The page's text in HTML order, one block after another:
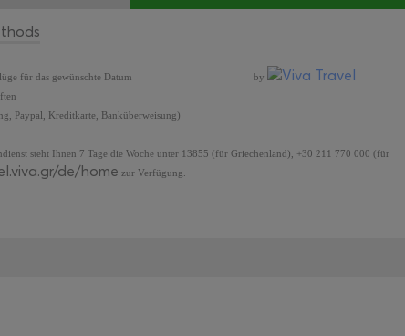
für das gewünschte Datum
by
Paypal, Kreditkarte, Banküberweisung)
steht Ihnen 7 Tage die Woche unter 13855 (für Griechenland), +30 211 770 000 (für
de/home zur Verfügung.